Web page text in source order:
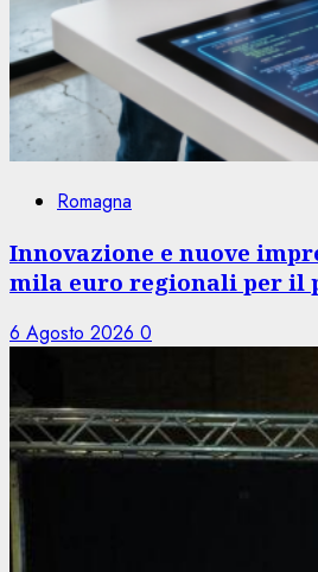
Romagna
Innovazione e nuove
mila euro regionali per il
6 Agosto 2026 0